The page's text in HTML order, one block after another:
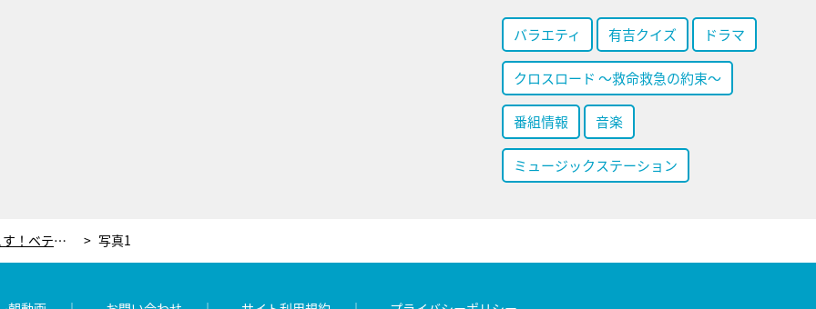
バラエティ 有吉クイズ ドラマ
クロスロード ～救命救急の約束～
番組情報 音楽
ミュージックステーション
滝沢カレン、イカ釣りで奇跡を起こす！ベテラン船長＆漁師が「はじめての経験！」と色めき立つ 写真1